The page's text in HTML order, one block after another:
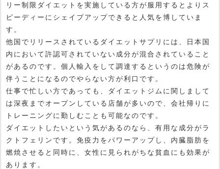
リー制限ダイエットを実施している方が服用するとよりス
ピーディーにシェイプアップできると人気を博していま
す。
他国でリリースされているダイエットサプリには、日本国
内において許認可されていない成分が混合されていること
があるのです。個人輸入をして調達するというのは危険が
伴うことになるのでやらない方が利口です。
仕事で忙しい方であっても、ダイエットジムに関しまして
は深夜までオープンしている店舗が多いので、会社帰りに
トレーニングに勤しむことも可能なのです。
ダイエットしたいという気があるのなら、有用な成分がラ
クトフェリンです。免疫力をパワーアップし、内臓脂肪を
燃焼させると同時に、女性に見られがちな貧血にも効果が
あります。